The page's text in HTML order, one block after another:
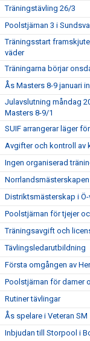
Träningstävling 26/3
Poolstjärnan 3 i
Träningsstart
väder
Träningarna börjar
Ås Masters 8-9 januari
Julavslutning måndag
Masters 8-9/1
SUIF arrangerar läger
Avgifter och kontroll av
Ingen organiserad
Distriktsmästerskap i
Poolstjärnan för tjejer
Träningsavgift och
Tävlingsledarutbildning
Första omgången av
Poolstjärnan för damer
Rutiner tävlingar
Ås spelare i Veteran SM
Inbjudan till Storpool i